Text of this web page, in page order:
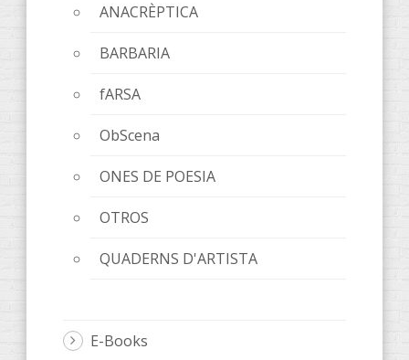
ANACRÈPTICA
BARBARIA
fARSA
ObScena
ONES DE POESIA
OTROS
QUADERNS D'ARTISTA
E-Books